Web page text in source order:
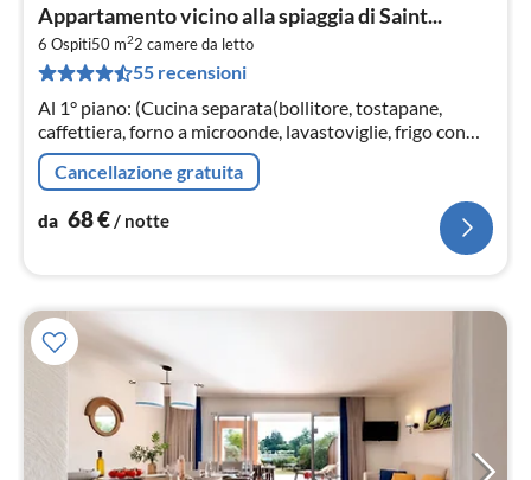
Appartamento vicino alla spiaggia di Saint...
6 Ospiti50 m22 camere da letto
55 recensioni
Al 1° piano: (Cucina separata(bollitore, tostapane,
caffettiera, forno a microonde, lavastoviglie, frigo con
congelatore), Soggiorno / Pranzo(divano letto doppio,
TV, salottino)
Cancellazione gratuita
da 68€/ notte